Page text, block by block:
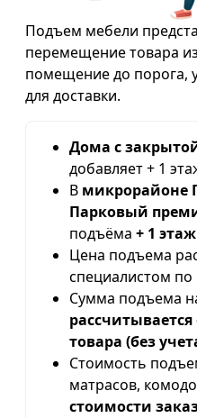
Подъем мебели
перемещение товара
помещение до порога,
для доставки.
Дома с
добавляет + 1
В микрорайоне
Парковый
подъёма + 1 этаж
Цена подъема
специалистом по
Сумма подъема
товара (без
Стоимость
матрасов,
стоимости